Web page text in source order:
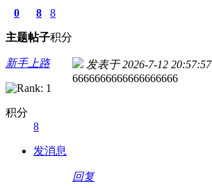
0
主题
8
帖子
8
积分
新手上路
积分
8
发消息
发表于 2026-7-12 20:57:57
6666666666666666666
回复